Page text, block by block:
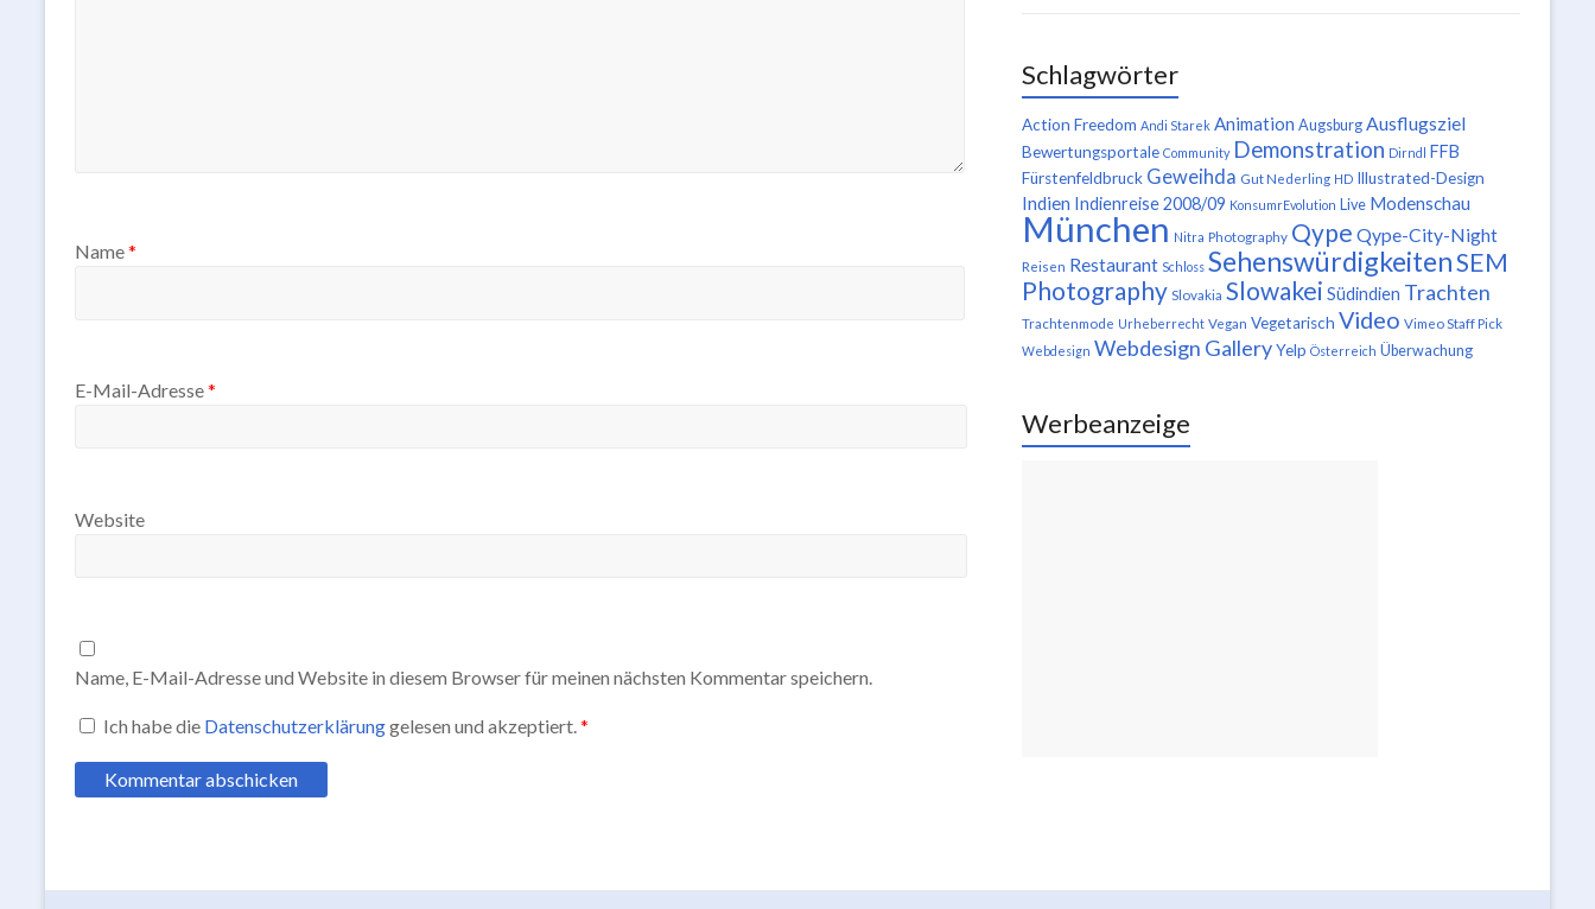
Name*
E-Mail-Adresse*
Website
Name, E-Mail-Adresse und Website in diesem Browser für meinen nächsten Kommentar speichern.
Ich habe die Datenschutzerklärunggelesen und akzeptiert.*
Schlagwörter
Action Freedom Andi Starek Animation Augsburg Ausflugsziel
Bewertungsportale Community Demonstration Dirndl FFB
Fürstenfeldbruck Geweihda Gut Nederling HD Illustrated-Design
Indien Indienreise 2008/09 KonsumrEvolution Live Modenschau
München Nitra Photography Qype Qype-City-Night
Reisen Restaurant Schloss SehenswürdigkeitenSEM
Photography Slovakia Slowakei Südindien Trachten
Trachtenmode Urheberrecht Vegan Vegetarisch Video Vimeo Staff Pick
Webdesign Webdesign GalleryYelp Österreich Überwachung
Werbeanzeige